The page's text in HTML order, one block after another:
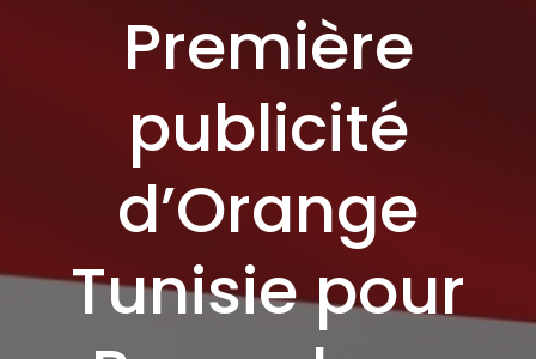
Première
publicité
d’Orange
Tunisie pour